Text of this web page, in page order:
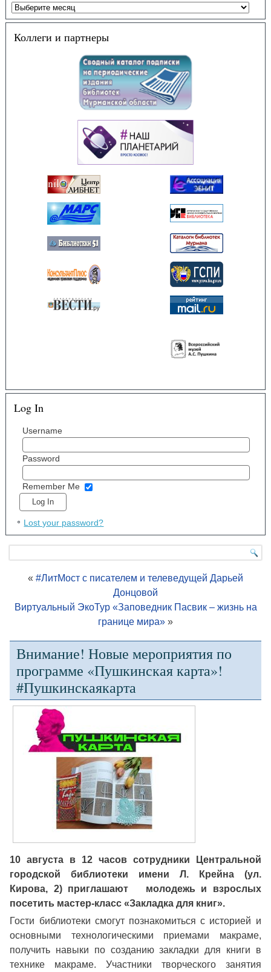
Коллеги и партнеры
Log In
Username
Password
Remember Me
Lost your password?
« #ЛитМост с писателем и телеведущей Дарьей
Донцовой
Виртуальный ЭкоТур «Заповедник Пасвик – жизнь на
границе мира» »
Внимание! Новые мероприятия по
программе «Пушкинская карта»!
#Пушкинскаякарта
10 августа в 12 часов сотрудники Центральной
городской библиотеки имени Л. Крейна (ул.
Кирова, 2) приглашают молодежь и взрослых
посетить мастер-класс «Закладка для книг».
Гости библиотеки смогут познакомиться с историей и
основными технологическими приемами макраме,
получить навыки по созданию закладки для книги в
технике макраме. Участники творческого занятия